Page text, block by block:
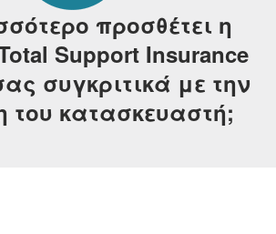
προσθέτει η
Support Insurance
συγκριτικά με την
του κατασκευαστή;